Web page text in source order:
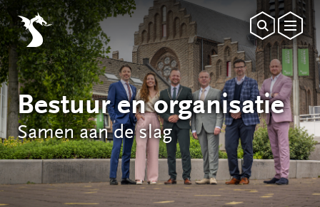
Bestuur en organisatie
Samen aan de slag